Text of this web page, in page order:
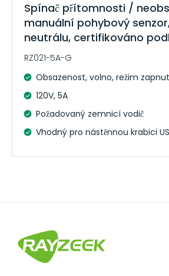
Spínač přítomnosti /
manuální pohybový
neutrálu, certifikováno
RZ021-5A-G
Obsazenost, volno, režim
120V, 5A
Požadovaný zemnicí vodič
Vhodný pro nástěnnou krabici